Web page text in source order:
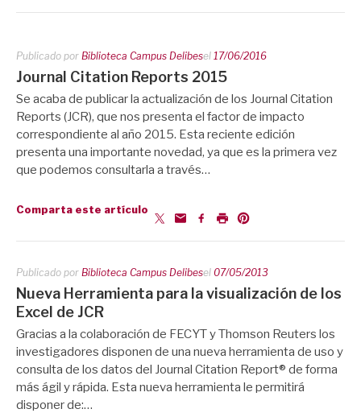
Publicado por Biblioteca Campus Delibesel 17/06/2016
Journal Citation Reports 2015
Se acaba de publicar la actualización de los Journal Citation
Reports (JCR), que nos presenta el factor de impacto
correspondiente al año 2015. Esta reciente edición
presenta una importante novedad, ya que es la primera vez
que podemos consultarla a través…
Comparta este artículo
Publicado por Biblioteca Campus Delibesel 07/05/2013
Nueva Herramienta para la visualización de los
Excel de JCR
Gracias a la colaboración de FECYT y Thomson Reuters los
investigadores disponen de una nueva herramienta de uso y
consulta de los datos del Journal Citation Report® de forma
más ágil y rápida. Esta nueva herramienta le permitirá
disponer de:…